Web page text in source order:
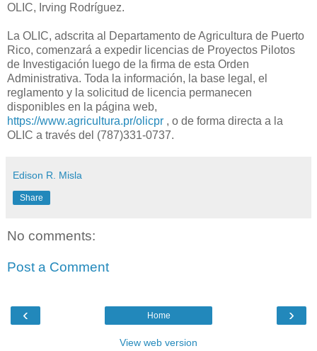
OLIC, Irving Rodríguez.
La OLIC, adscrita al Departamento de Agricultura de Puerto
Rico, comenzará a expedir licencias de Proyectos Pilotos
de Investigación luego de la firma de esta Orden
Administrativa. Toda la información, la base legal, el
reglamento y la solicitud de licencia permanecen
disponibles en la página web,
https://www.agricultura.pr/olicpr , o de forma directa a la
OLIC a través del (787)331-0737.
Edison R. Misla
Share
No comments:
Post a Comment
‹ ›
Home
View web version